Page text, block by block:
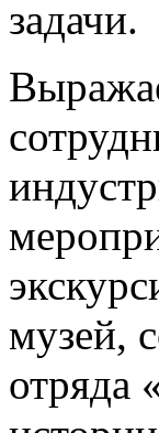
задачи.
музей,
отряда